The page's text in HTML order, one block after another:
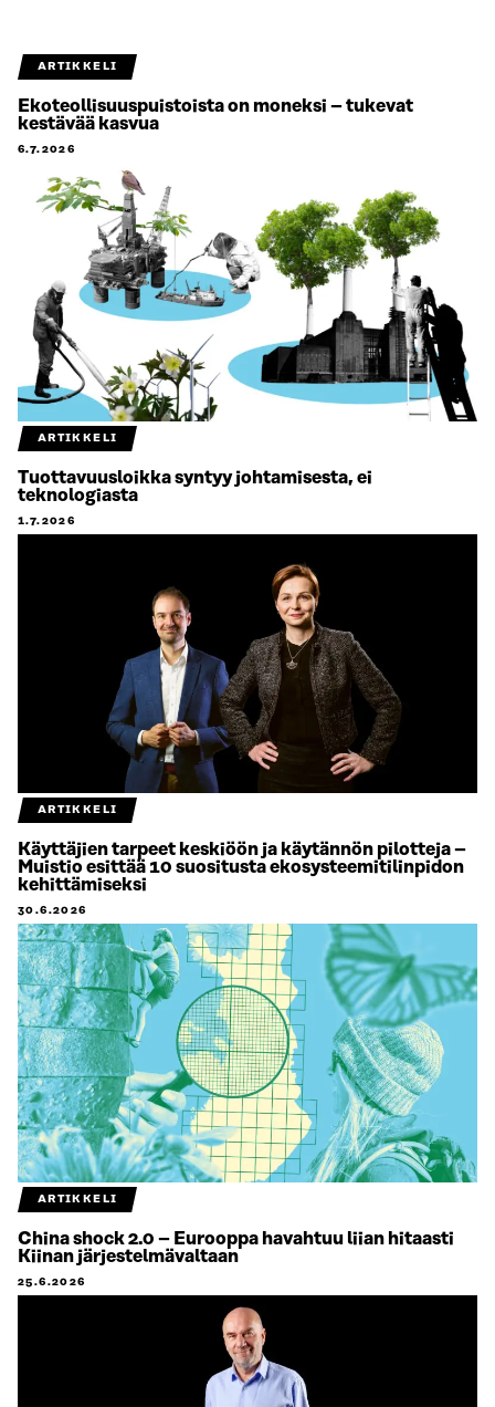
ARTIKKELI
Ekoteollisuuspuistoista on moneksi – tukevat
kestävää kasvua
6.7.2026
ARTIKKELI
Tuottavuusloikka syntyy johtamisesta, ei
teknologiasta
1.7.2026
ARTIKKELI
Käyttäjien tarpeet keskiöön ja käytännön pilotteja –
Muistio esittää 10 suositusta ekosysteemitilinpidon
kehittämiseksi
30.6.2026
ARTIKKELI
China shock 2.0 – Eurooppa havahtuu liian hitaasti
Kiinan järjestelmävaltaan
25.6.2026